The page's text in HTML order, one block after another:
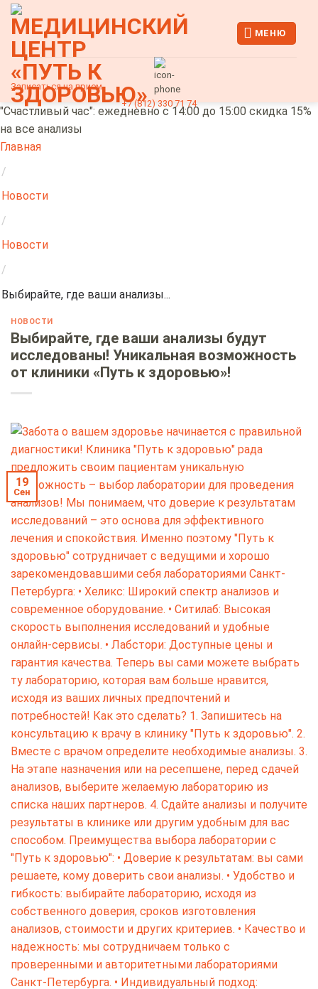
Skip
content
МЕНЮ
+7 (812) 330 71 74
Записаться на прием
"Счастливый час": ежедневно с 14:00 до 15:00 скидка 15%
на все анализы
Главная
/
Новости
/
Новости
/
Выбирайте, где ваши анализы...
НОВОСТИ
Выбирайте, где ваши анализы будут
исследованы! Уникальная возможность
от клиники «Путь к здоровью»!
19
Сен